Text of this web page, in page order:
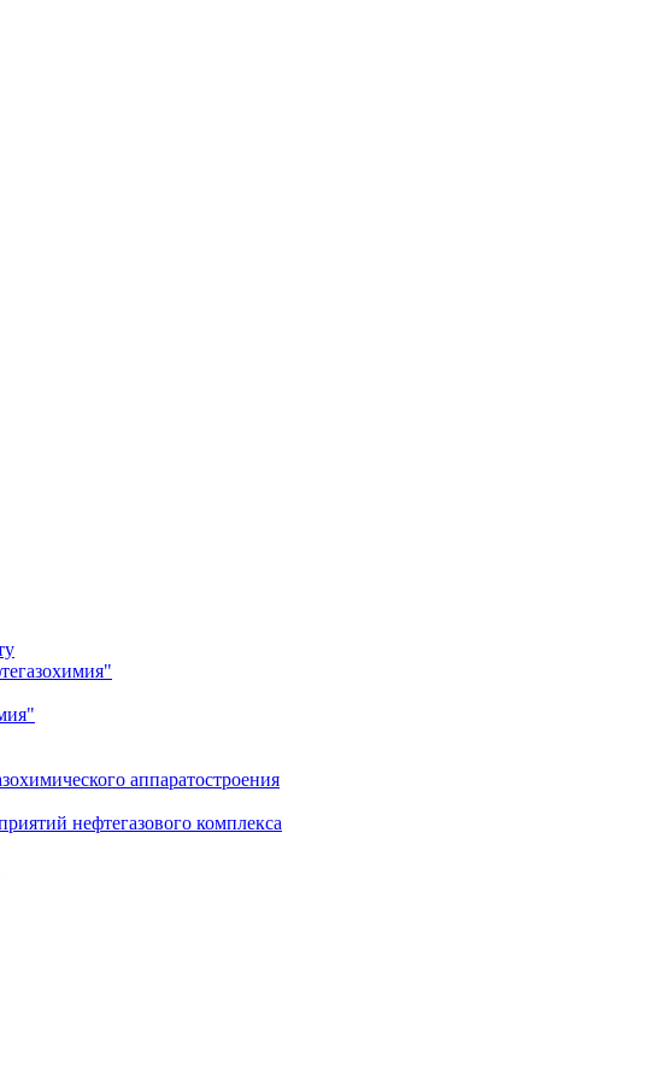
аппаратостроения
нефтегазового комплекса